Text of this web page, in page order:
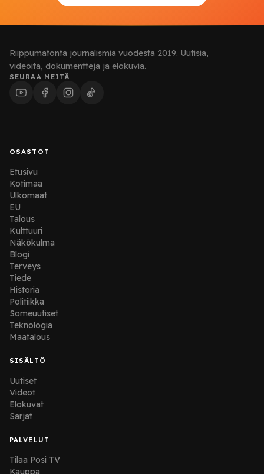
Riippumatonta journalismia vuodesta 2019. Uutisia,
videoita, dokumentteja ja elokuvia.
SEURAA MEITÄ
OSASTOT
Etusivu
Kotimaa
Ulkomaat
EU
Talous
Kulttuuri
Näkökulma
Blogi
Terveys
Tiede
Historia
Politiikka
Someuutiset
Teknologia
Maatalous
SISÄLTÖ
Uutiset
Videot
Elokuvat
Sarjat
PALVELUT
Tilaa Posi TV
Kauppa